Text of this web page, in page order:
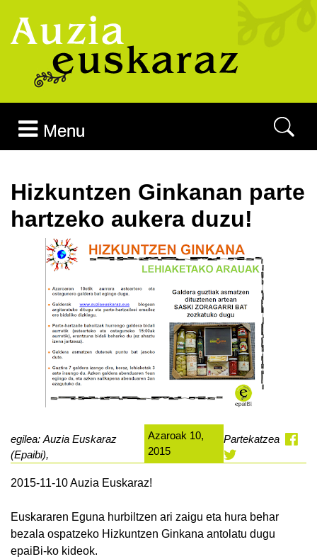
Menu
Hizkuntzen Ginkanan parte
hartzeko aukera duzu!
egilea: Auzia Euskaraz
(Epaibi),
Azaroak 10,
2015
Partekatzea
2015-11-10 Auzia Euskaraz!
Euskararen Eguna hurbiltzen ari zaigu eta hura behar
bezala ospatzeko Hizkuntzen Ginkana antolatu dugu
epaiBi-ko kideok.